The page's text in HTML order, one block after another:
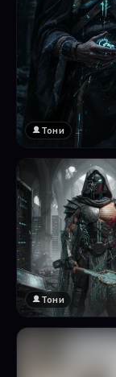
Тони
Тони